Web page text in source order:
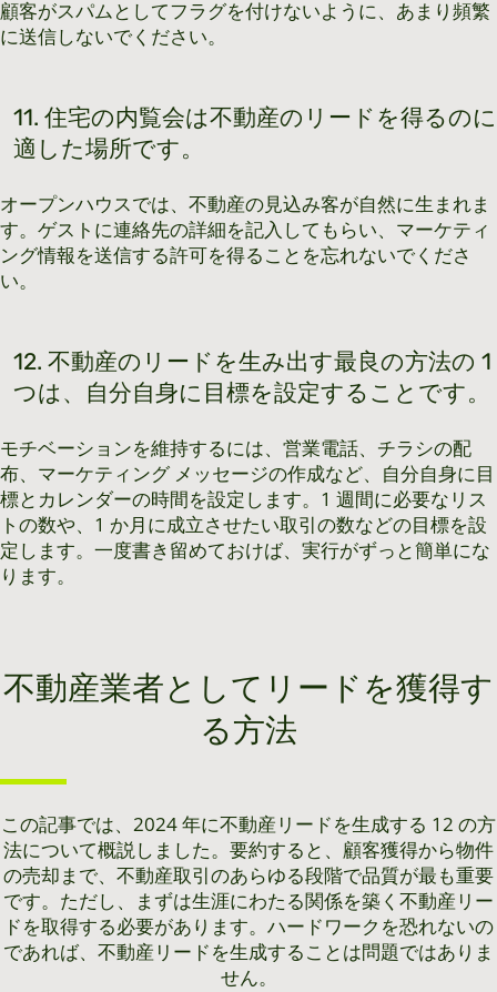
顧客がスパムとしてフラグを付けないように、あまり頻繁
に送信しないでください。
11. 住宅の内覧会は不動産のリードを得るのに
適した場所です。
オープンハウスでは、不動産の見込み客が自然に生まれま
す。ゲストに連絡先の詳細を記入してもらい、マーケティ
ング情報を送信する許可を得ることを忘れないでくださ
い。
12. 不動産のリードを生み出す最良の方法の 1
つは、自分自身に目標を設定することです。
モチベーションを維持するには、営業電話、チラシの配
布、マーケティング メッセージの作成など、自分自身に目
標とカレンダーの時間を設定します。1 週間に必要なリス
トの数や、1 か月に成立させたい取引の数などの目標を設
定します。一度書き留めておけば、実行がずっと簡単にな
ります。
不動産業者としてリードを獲得す
る方法
この記事では、2024 年に不動産リードを生成する 12 の方
法について概説しました。要約すると、顧客獲得から物件
の売却まで、不動産取引のあらゆる段階で品質が最も重要
です。ただし、まずは生涯にわたる関係を築く不動産リー
ドを取得する必要があります。ハードワークを恐れないの
であれば、不動産リードを生成することは問題ではありま
せん。